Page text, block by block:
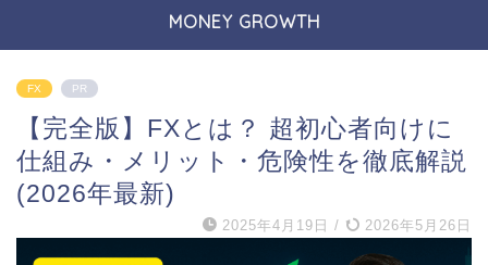
MONEY GROWTH
FX PR
【完全版】FXとは？ 超初心者向けに
仕組み・メリット・危険性を徹底解説
(2026年最新)
2025年4月19日 / 2026年5月26日